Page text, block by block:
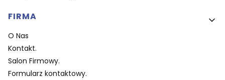
FIRMA
O Nas
Kontakt.
Salon Firmowy.
Formularz kontaktowy.